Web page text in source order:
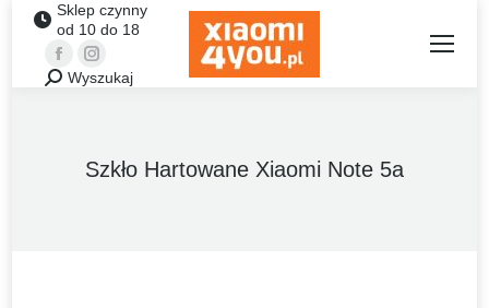
Sklep czynny
od 10 do 18
FacebookInstagram
Szukaj:Wyszukaj
Szkło Hartowane Xiaomi Note 5a